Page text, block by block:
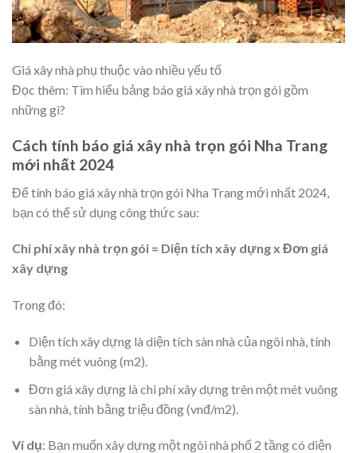
Giá xây nhà phụ thuộc vào nhiều yếu tố
Đọc thêm: Tìm hiểu bảng báo giá xây nhà trọn gói gồm
những gì?
Cách tính báo giá xây nhà trọn gói Nha Trang
mới nhất 2024
Để tính báo giá xây nhà trọn gói Nha Trang mới nhất 2024,
bạn có thể sử dụng công thức sau:
Chi phí xây nhà trọn gói = Diện tích xây dựng x Đơn giá
xây dựng
Trong đó:
Diện tích xây dựng là diện tích sàn nhà của ngôi nhà, tính
bằng mét vuông (m2).
Đơn giá xây dựng là chi phí xây dựng trên một mét vuông
sàn nhà, tính bằng triệu đồng (vnđ/m2).
Ví dụ: Bạn muốn xây dựng một ngôi nhà phố 2 tầng có diện